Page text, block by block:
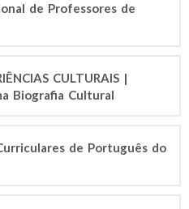
de Professores de
CULTURAIS |
Biografia Cultural
de Português do